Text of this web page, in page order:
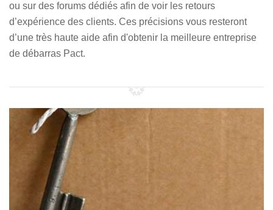
ou sur des forums dédiés afin de voir les retours
d’expérience des clients. Ces précisions vous resteront
d’une très haute aide afin d'obtenir la meilleure entreprise
de débarras Pact.